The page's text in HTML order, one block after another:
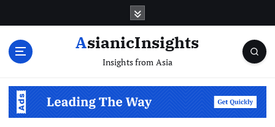
AsianicInsights
Insights from Asia